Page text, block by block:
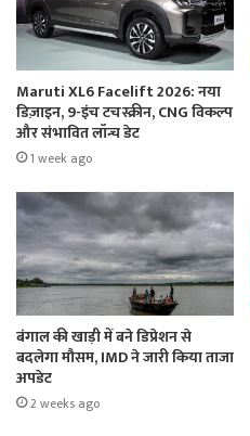
Maruti XL6 Facelift 2026: नया
डिज़ाइन, 9-इंच टचस्क्रीन, CNG विकल्प
और संभावित लॉन्च डेट
1 week ago
बंगाल की खाड़ी में बने डिप्रेशन से
बदलेगा मौसम, IMD ने जारी किया ताजा
अपडेट
2 weeks ago